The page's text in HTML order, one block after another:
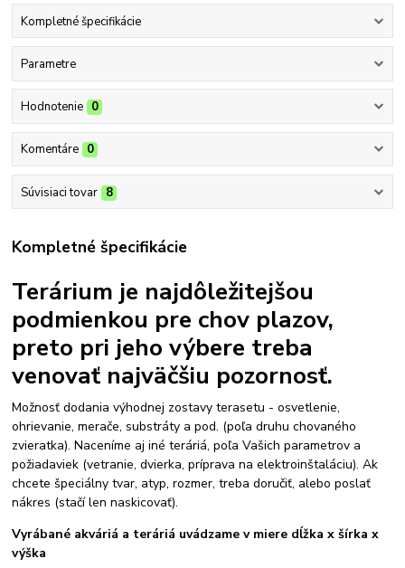
Kompletné špecifikácie
Parametre
Hodnotenie 0
Komentáre 0
Súvisiaci tovar 8
Kompletné špecifikácie
Terárium je najdôležitejšou
podmienkou pre chov plazov,
preto pri jeho výbere treba
venovať najväčšiu pozornosť.
Možnosť dodania výhodnej zostavy terasetu - osvetlenie,
ohrievanie, merače, substráty a pod. (poľa druhu chovaného
zvieratka). Naceníme aj iné teráriá, poľa Vašich parametrov a
požiadaviek (vetranie, dvierka, príprava na elektroinštaláciu). Ak
chcete špeciálny tvar, atyp, rozmer, treba doručiť, alebo poslať
nákres (stačí len naskicovať).
Vyrábané akváriá a teráriá uvádzame v miere dĺžka x šírka x
výška